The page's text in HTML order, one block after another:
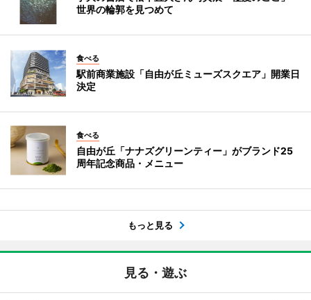
世界の輪郭を見つめて
食べる
駅前商業施設「自由が丘ミューズスクエア」開業日
決定
食べる
自由が丘「ナナズグリーンティー」がブランド25
周年記念商品・メニュー
もっと見る
見る・遊ぶ